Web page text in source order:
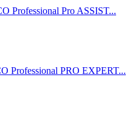
Professional Pro ASSIST...
Professional PRO EXPERT...